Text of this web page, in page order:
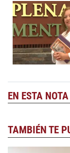
EN ESTA NOTA
TAMBIÉN TE